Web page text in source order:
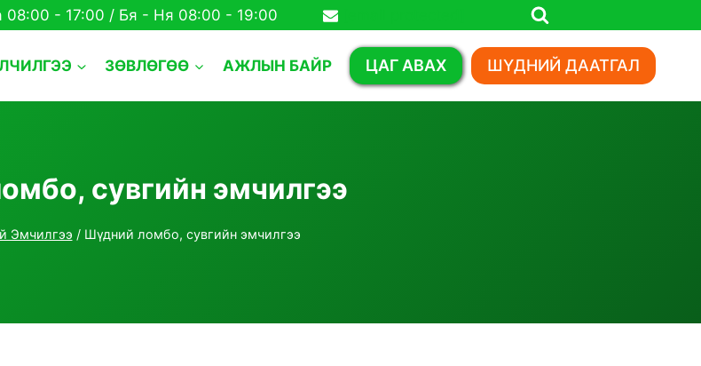
08:00 - 17:00 / Бя - Ня 08:00 - 19:00
ЗӨВЛӨГӨӨ АЖЛЫН БАЙР ЦАГ АВАХ ШҮДНИЙ ДААТГАЛ
сувгийн эмчилгээ
Эмчилгээ / Шүдний ломбо, сувгийн эмчилгээ